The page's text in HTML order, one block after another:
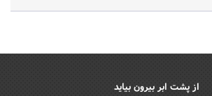
از پشت ابر بیرون بیاید